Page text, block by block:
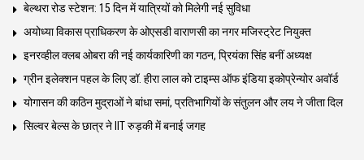
बेल्थरा रोड स्टेशन: 15 दिन में यात्रियों को मिलेगी नई सुविधा
अयोध्या विकास प्राधिकरण के ओएसडी वाराणसी का नगर मजिस्ट्रेट नियुक्त
इनरव्हील क्लब ओबरा की नई कार्यकारिणी का गठन, प्रियंका सिंह बनीं अध्यक्ष
ग्रीन इलेक्शन पहल के लिए डॉ. हीरा लाल को टाइम्स ऑफ इंडिया इकोप्रेन्योर अवॉर्ड
योगासन की कठिन मुद्राओं ने बांधा समां, प्रतिभागियों के संतुलन और लय ने जीता दिल
सिल्वर बेल्स के छात्र ने IIT रुड़की में बनाई जगह